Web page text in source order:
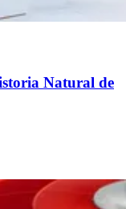
Natural de